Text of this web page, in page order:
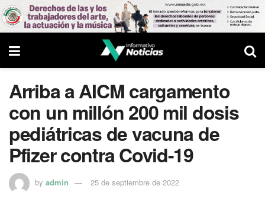
Arriba a AICM cargamento
con un millón 200 mil dosis
pediátricas de vacuna de
Pfizer contra Covid-19
by admin 25 de septiembre de 2022